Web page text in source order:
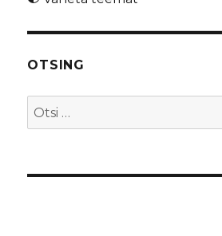
OTSING
Otsi: